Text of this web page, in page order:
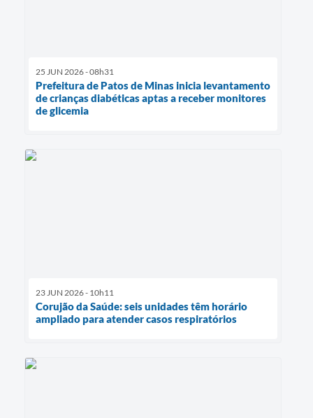
25 JUN 2026 - 08h31
Prefeitura de Patos de Minas inicia levantamento
de crianças diabéticas aptas a receber monitores
de glicemia
23 JUN 2026 - 10h11
Corujão da Saúde: seis unidades têm horário
ampliado para atender casos respiratórios